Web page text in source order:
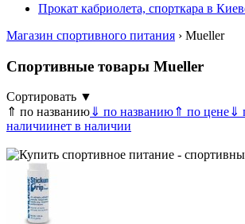
Прокат кабриолета, спорткара в
Магазин спортивного питания › Mueller
Спортивные товары Mueller
Сортировать ▼
⇑ по названию⇓ по названию⇑ по цене⇓
наличиинет в наличии